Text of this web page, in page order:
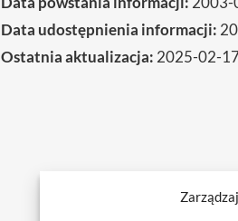
Data udostępnienia informacji:
Ostatnia aktualizacja: 2025-02-